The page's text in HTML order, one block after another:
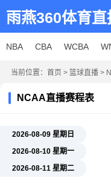
雨燕360体育直
NBA CBA WCBA
当前位置： 首页 > 篮球直播 >
NCAA直播赛程表
2026-08-09 星期日
2026-08-10 星期一
2026-08-11 星期二